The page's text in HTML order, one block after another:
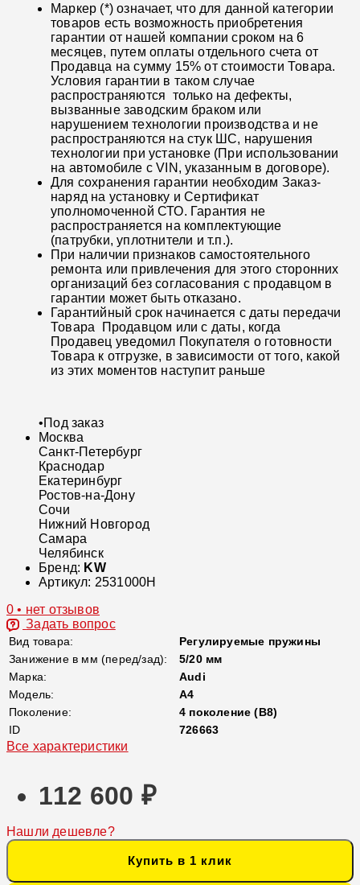
Маркер (*) означает, что для данной категории
товаров есть возможность приобретения
гарантии от нашей компании сроком на 6
месяцев, путем оплаты отдельного счета от
Продавца на сумму 15% от стоимости Товара.
Условия гарантии в таком случае
распространяются только на дефекты,
вызванные заводским браком или
нарушением технологии производства и не
распространяются на стук ШС, нарушения
технологии при установке (При использовании
на автомобиле с VIN, указанным в договоре).
Для сохранения гарантии необходим Заказ-
наряд на установку и Сертификат
уполномоченной СТО. Гарантия не
распространяется на комплектующие
(патрубки, уплотнители и т.п.).
При наличии признаков самостоятельного
ремонта или привлечения для этого сторонних
организаций без согласования с продавцом в
гарантии может быть отказано.
Гарантийный срок начинается с даты передачи
Товара Продавцом или с даты, когда
Продавец уведомил Покупателя о готовности
Товара к отгрузке, в зависимости от того, какой
из этих моментов наступит раньше
•Под заказ
Москва
Санкт-Петербург
Краснодар
Екатеринбург
Ростов-на-Дону
Сочи
Нижний Новгород
Самара
Челябинск
Бренд: KW
Артикул: 2531000H
0 • нет отзывов
Задать вопрос
Вид товара:
Регулируемые пружины
Занижение в мм (перед/зад):
5/20 мм
Марка:
Audi
Модель:
A4
Поколение:
4 поколение (B8)
ID
726663
Все характеристики
112 600 ₽
Нашли дешевле?
Купить в 1 клик